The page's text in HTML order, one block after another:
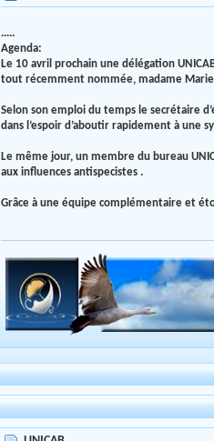
.....
Agenda:
Le 10 avril prochain une délégation
tout récemment nommée, madame Marie
Selon son emploi du temps le secrétaire
dans l’espoir d’aboutir rapidement à une
Le même jour, un membre du bureau
aux influences antispecistes .
Grâce à une équipe complémentaire et